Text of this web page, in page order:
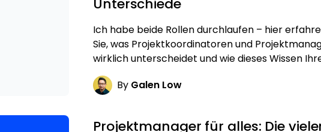
Unterschiede
Ich habe beide Rollen durchlaufen – hier
Sie, was Projektkoordinatoren und
wirklich unterscheidet und wie dieses Wissen
By Galen Low
Projektmanager für alles: Die